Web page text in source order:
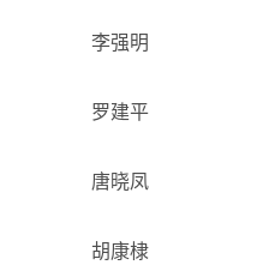
李强明
罗建平
唐晓凤
胡康棣